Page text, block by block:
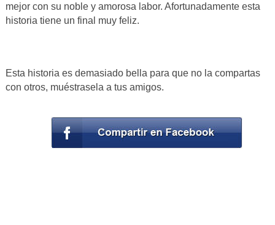
mejor con su noble y amorosa labor. Afortunadamente esta
historia tiene un final muy feliz.
Esta historia es demasiado bella para que no la compartas
con otros, muéstrasela a tus amigos.